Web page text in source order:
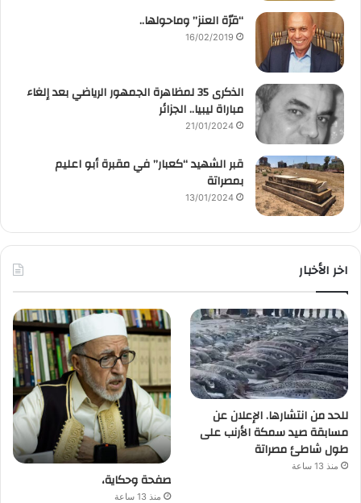
“قرّة العنز” وماحولها..
16/02/2019
الذكرى 35 لمظاهرة الجمهور الرياضي بعد إلغاء
مباراة ليبيا.. الجزائر
21/01/2024
قبر الشهيد “كعبار” في مقبرة أبو اعليم
بمصراتة
13/01/2024
اخر الأخبار
للحد من انتشارها. الإعلان عن
مسابقة صيد سمكة الأرنب على
طول شاطئ مصراتة
منذ 13 ساعة
صفحة وحكاية،
منذ 13 ساعة